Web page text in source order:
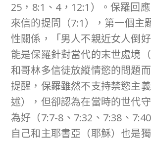
25，8:1、4，12:1）。保羅回
來信的提問（7:1），第一個主
性關係，「男人不親近女人倒
能是保羅針對當代的末世處境（
和哥林多信徒放縱情慾的問題
提醒，保羅雖然不支持禁慾主
述），但卻認為在當時的世代
為好（7:7-8、7:32、7:38、
自己和主耶書亞（耶穌）也是